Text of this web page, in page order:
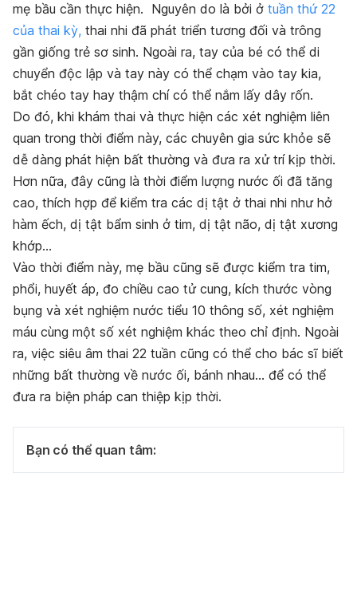
mẹ bầu cần thực hiện. Nguyên do là bởi ở tuần thứ 22
của thai kỳ, thai nhi đã phát triển tương đối và trông
gần giống trẻ sơ sinh. Ngoài ra, tay của bé có thể di
chuyển độc lập và tay này có thể chạm vào tay kia,
bắt chéo tay hay thậm chí có thể nắm lấy dây rốn.
Do đó, khi khám thai và thực hiện các xét nghiệm liên
quan trong thời điểm này, các chuyên gia sức khỏe sẽ
dễ dàng phát hiện bất thường và đưa ra xử trí kịp thời.
Hơn nữa, đây cũng là thời điểm lượng nước ối đã tăng
cao, thích hợp để kiểm tra các dị tật ở thai nhi như hở
hàm ếch, dị tật bẩm sinh ở tim, dị tật não, dị tật xương
khớp…
Vào thời điểm này, mẹ bầu cũng sẽ được kiểm tra tim,
phổi, huyết áp, đo chiều cao tử cung, kích thước vòng
bụng và xét nghiệm nước tiểu 10 thông số, xét nghiệm
máu cùng một số xét nghiệm khác theo chỉ định. Ngoài
ra, việc siêu âm thai 22 tuần cũng có thể cho bác sĩ biết
những bất thường về nước ối, bánh nhau… để có thể
đưa ra biện pháp can thiệp kịp thời.
Bạn có thể quan tâm: